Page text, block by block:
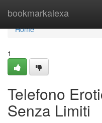
bookmarkalexa
Home
Home
1
Telefono
Senza Limiti